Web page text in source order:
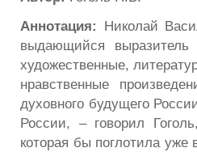
Аннотация: Николай
выдающийся
художественные,
нравственные
духовного будущего
России, – говорил
которая бы поглотила